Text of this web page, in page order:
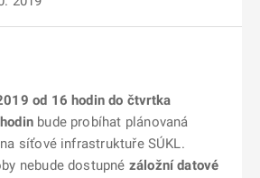
od 16 hodin do čtvrtka
bude probíhat plánovaná
síťové infrastruktuře SÚKL.
nebude dostupné záložní datové